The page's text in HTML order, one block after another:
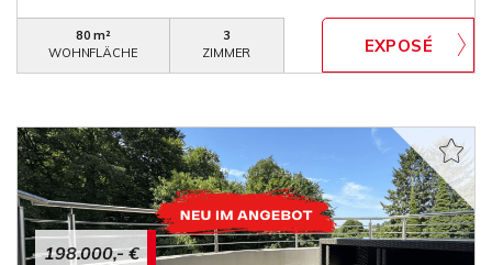
80 m²
WOHNFLÄCHE
3
ZIMMER
198.000,- €